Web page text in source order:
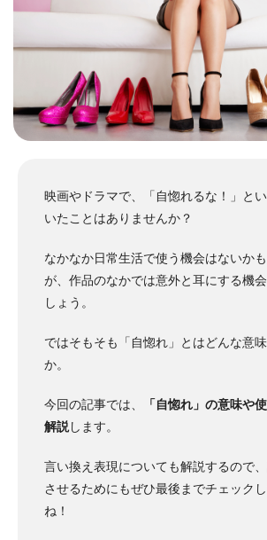
映画やドラマで、「自惚れるな！」と
いたことはありませんか？
なかなか日常生活で使う機会はないか
が、作品のなかでは意外と耳にする機
しょう。
ではそもそも「自惚れ」とはどんな意
か。
今回の記事では、
「自惚れ」の意味や
解説します。
言い換え表現についても解説するので
させるためにもぜひ最後までチェック
ね！